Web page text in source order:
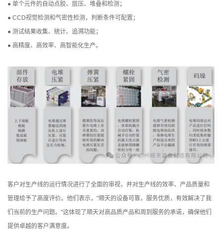
● 单个元件的自动点胶、层压、堆叠和检测；
● CCD视觉检测和气密性检测，判断条件可配置；
● 测试结果收集、统计、追溯功能；
● 高精度、高效率、高智能化生产。
客户对生产线的运行情况进行了全面的审视，并对生产线的效率、产品质量和
管理给予了高度评价。他们表示，"顺天的设备可靠，服务优质，有效解决了我
们当前的生产问题。"这体现了顺天对高品质产品和周到服务的承诺，确保他们
提供卓越的客户满意度。